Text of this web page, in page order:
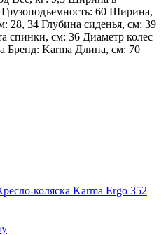
60 Ширина,
28, 34 Глубина сиденья, см: 39
спинки, см: 36 Диаметр колес
Бренд: Karma Длина, см: 70
коляска Karma Ergo 352